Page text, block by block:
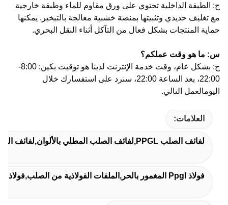
ج: الطبقة الداخلية تحتوي على ورق مقاوم للماء وطبقة خارجية
مع تغليف حديدي وتثبيتها بمنصة خشبية معالجة بالتبخير. يمكنها
حماية المنتجات بشكل فعال من التآكل أثناء النقل البحري.
س: ما هو وقت عملكم؟
ج: بشكل عام، وقت خدمة الإنترنت لدينا هو توقيت بكين: 8:00-
22:00، بعد الساعة 22:00، سنرد على استفسارك خلال
اليومالعمل التالي.
العلامات:
لفائف الصلب PPGL,لفائف الصلب المطلي بالألوان,لفائف الفولاذ المطبوعة من قبل
فولاذ Ppgl المغمور بالحر,الملفات الفولاذية من الصلب,فولاذ 5mm Ppgl